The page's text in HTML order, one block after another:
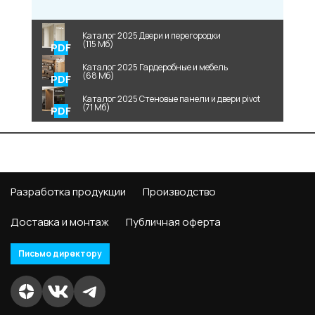
Каталог 2025 Двери и перегородки
(115 Мб)
Каталог 2025 Гардеробные и мебель
(68 Мб)
Каталог 2025 Стеновые панели и двери pivot
(71 Мб)
Разработка продукции Производство
Доставка и монтаж Публичная оферта
Письмо директору